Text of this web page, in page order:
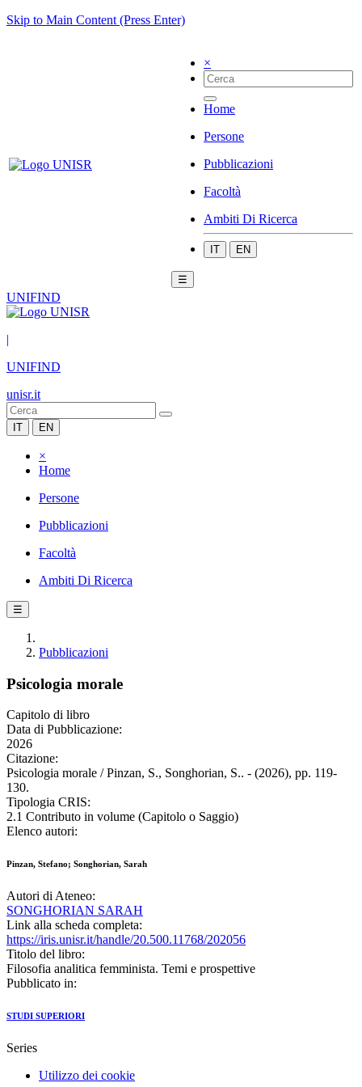
Skip to Main Content (Press Enter)
×
Home
Persone
Pubblicazioni
Facoltà
Ambiti Di Ricerca
IT EN
☰
UNIFIND
|
UNIFIND
unisr.it
IT EN
×
Home
Persone
Pubblicazioni
Facoltà
Ambiti Di Ricerca
☰
Pubblicazioni
Psicologia morale
Capitolo di libro
Data di Pubblicazione:
2026
Citazione:
Psicologia morale / Pinzan, S., Songhorian, S.. - (2026), pp. 119-
130.
Tipologia CRIS:
2.1 Contributo in volume (Capitolo o Saggio)
Elenco autori:
Pinzan, Stefano; Songhorian, Sarah
Autori di Ateneo:
SONGHORIAN SARAH
Link alla scheda completa:
https://iris.unisr.it/handle/20.500.11768/202056
Titolo del libro:
Filosofia analitica femminista. Temi e prospettive
Pubblicato in:
STUDI SUPERIORI
Series
Utilizzo dei cookie